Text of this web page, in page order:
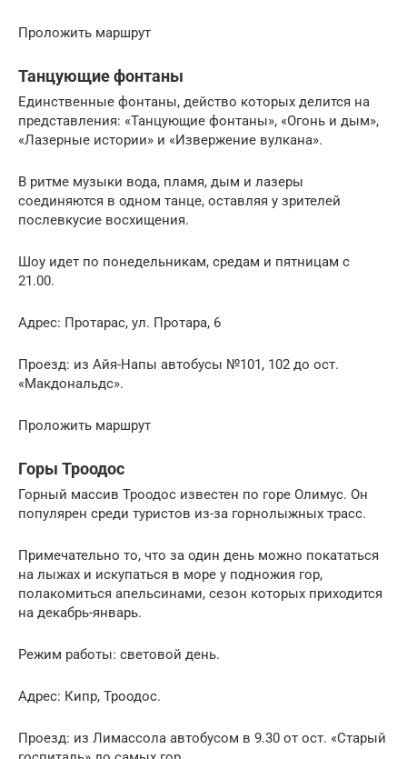
Проложить маршрут
Танцующие фонтаны
Единственные фонтаны, действо которых делится на
представления: «Танцующие фонтаны», «Огонь и дым»,
«Лазерные истории» и «Извержение вулкана».
В ритме музыки вода, пламя, дым и лазеры
соединяются в одном танце, оставляя у зрителей
послевкусие восхищения.
Шоу идет по понедельникам, средам и пятницам с
21.00.
Адрес: Протарас, ул. Протара, 6
Проезд: из Айя-Напы автобусы №101, 102 до ост.
«Макдональдс».
Проложить маршрут
Горы Троодос
Горный массив Троодос известен по горе Олимус. Он
популярен среди туристов из-за горнолыжных трасс.
Примечательно то, что за один день можно покататься
на лыжах и искупаться в море у подножия гор,
полакомиться апельсинами, сезон которых приходится
на декабрь-январь.
Режим работы: световой день.
Адрес: Кипр, Троодос.
Проезд: из Лимассола автобусом в 9.30 от ост. «Старый